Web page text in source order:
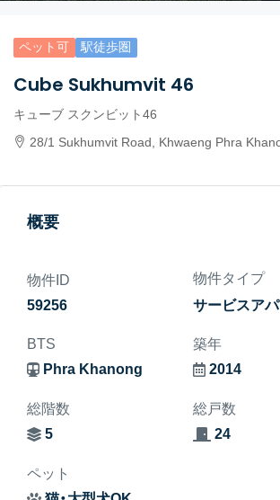
ペット可 駅徒歩圏
Cube Sukhumvit 46
キューブ スクンビット46
28/1 Sukhumvit Road, Khwaeng Phra Khanong, Khet Khlong Toei, Krung Thep
概要
物件ID
59256
物件タイプ
サービスアパ
BTS
Phra Khanong
築年
2014
総階数
5
総戸数
24
ペット